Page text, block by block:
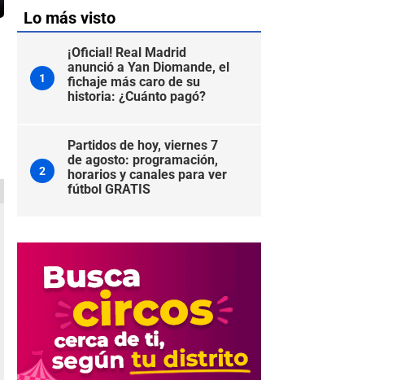
Lo más visto
1
¡Oficial! Real Madrid
anunció a Yan Diomande, el
fichaje más caro de su
historia: ¿Cuánto pagó?
2
Partidos de hoy, viernes 7
de agosto: programación,
horarios y canales para ver
fútbol GRATIS